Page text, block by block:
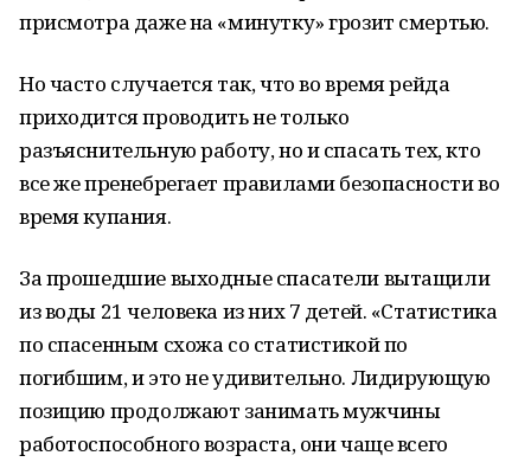
присмотра даже на «минутку» грозит смертью.
Но часто случается так, что во время рейда
приходится проводить не только
разъяснительную работу, но и спасать тех, кто
все же пренебрегает правилами безопасности во
время купания.
За прошедшие выходные спасатели вытащили
из воды 21 человека из них 7 детей. «Статистика
по спасенным схожа со статистикой по
погибшим, и это не удивительно. Лидирующую
позицию продолжают занимать мужчины
работоспособного возраста, они чаще всего